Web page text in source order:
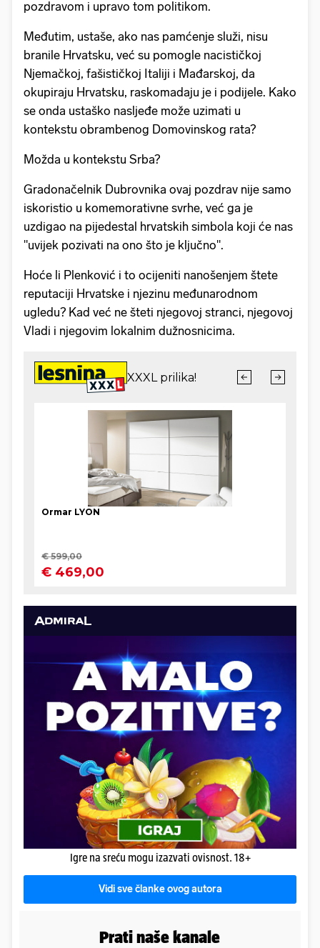
pozdravom i upravo tom politikom.
Međutim, ustaše, ako nas pamćenje služi, nisu
branile Hrvatsku, već su pomogle nacističkoj
Njemačkoj, fašističkoj Italiji i Mađarskoj, da
okupiraju Hrvatsku, raskomadaju je i podijele. Kako
se onda ustaško nasljeđe može uzimati u
kontekstu obrambenog Domovinskog rata?
Možda u kontekstu Srba?
Gradonačelnik Dubrovnika ovaj pozdrav nije samo
iskoristio u komemorativne svrhe, već ga je
uzdigao na pijedestal hrvatskih simbola koji će nas
"uvijek pozivati na ono što je ključno".
Hoće li Plenković i to ocijeniti nanošenjem štete
reputaciji Hrvatske i njezinu međunarodnom
ugledu? Kad već ne šteti njegovoj stranci, njegovoj
Vladi i njegovim lokalnim dužnosnicima.
Igre na sreću mogu izazvati ovisnost. 18+
Vidi sve članke ovog autora
Prati naše kanale